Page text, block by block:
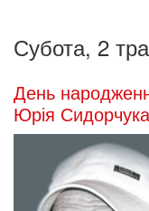
Субота, 2
День
Юрія Сидорчука